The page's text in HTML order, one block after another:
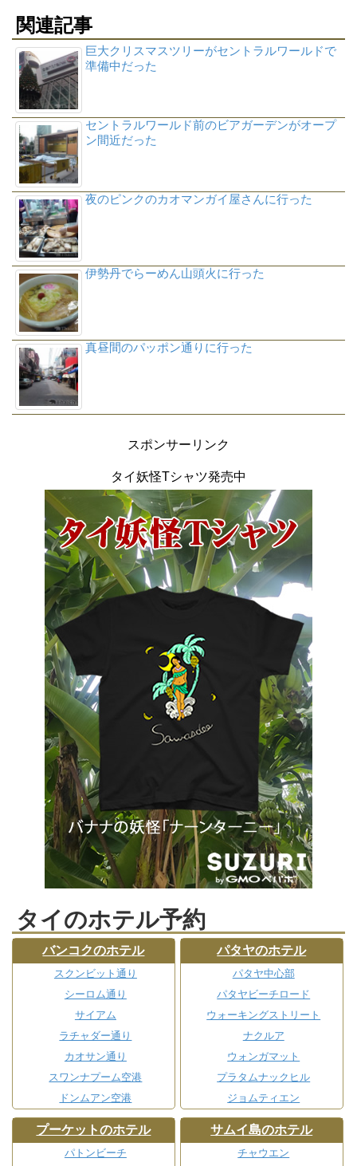
関連記事
巨大クリスマスツリーがセントラルワールドで
準備中だった
セントラルワールド前のビアガーデンがオープ
ン間近だった
夜のピンクのカオマンガイ屋さんに行った
伊勢丹でらーめん山頭火に行った
真昼間のパッポン通りに行った
スポンサーリンク
タイ妖怪Tシャツ発売中
タイのホテル予約
バンコクのホテル
スクンビット通り
シーロム通り
サイアム
ラチャダー通り
カオサン通り
スワンナプーム空港
ドンムアン空港
パタヤのホテル
パタヤ中心部
パタヤビーチロード
ウォーキングストリート
ナクルア
ウォンガマット
プラタムナックヒル
ジョムティエン
プーケットのホテル
パトンビーチ
サムイ島のホテル
チャウエン